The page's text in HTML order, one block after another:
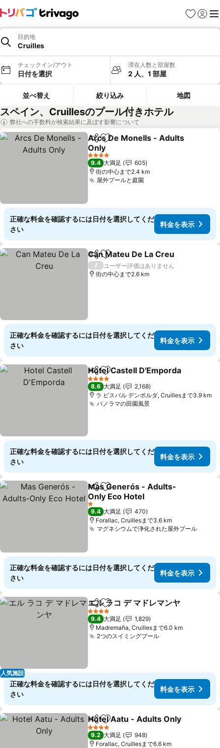
お気に入り
ログイ
メ
目的地
Cruilles
チェックイン/アウト
日付を選択
滞在人数と部屋数
2 人、1 部屋
並べ替え 絞り込み 地図
スペイン、Cruillesのプール付きホテル
弊社への手数料が検索結果に及ぼす影響について
シェアお気に入りに追加
Arcs De Monells - Adults
Only
料金を表示
4 ホテルのランク
9.4 大満足
605
街の中心まで2.4 km
屋外プールと庭園
正確な料金を確認するには日付を選択してくだ
さい
料金を表示
シェアお気に入りに追加
Can Mateu De La Creu
/
ユーザー評価はありません
街の中心まで2.6 km
正確な料金を確認するには日付を選択してくだ
さい
料金を表示
シェアお気に入りに追加
Hotel Castell D'Emporda
4 ホテルのランク
8.6 大満足
2,168
ラ ビスバル デンポルダ, Cruillesまで3.9 km
パノラマの田園風景料金を表示
正確な料金を確認するには日付を選択してくだ
さい
料金を表示
シェアお気に入りに追加
Mas Generós - Adults-
Only Eco Hotel
料金を表示
1 ホテルのランク
9.4 大満足
470
Forallac, Cruillesまで3.6 km
マグネシウムで浄化された屋外プール料金
正確な料金を確認するには日付を選択してくだ
さい
料金を表示
人気施設
シェアお気に入りに追加
エル ラコ デ マドレマンヤ
4 ホテルのランク
9.4 大満足
1,829
Madremaña, Cruillesまで6.0 km
2つのスイミングプール料金を表示
正確な料金を確認するには日付を選択してくだ
さい
料金を表示
シェアお気に入りに追加
Hotel Aatu - Adults Only
4 ホテルのランク
9.2 大満足
948
Forallac, Cruillesまで6.6 km